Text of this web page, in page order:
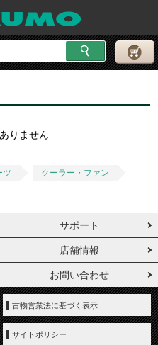
りません
ツ
クーラー・ファン
サポート
店舗情報
お問い合わせ
古物営業法に基づく表示
サイトポリシー